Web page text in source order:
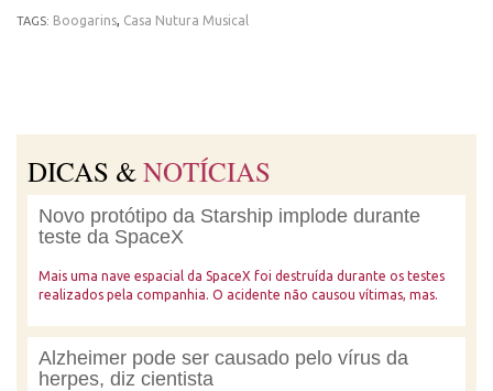
TAGS: Boogarins, Casa Nutura Musical
DICAS &NOTÍCIAS
Novo protótipo da Starship implode durante
teste da SpaceX
Mais uma nave espacial da SpaceX foi destruída durante os testes
realizados pela companhia. O acidente não causou vítimas, mas.
Alzheimer pode ser causado pelo vírus da
herpes, diz cientista